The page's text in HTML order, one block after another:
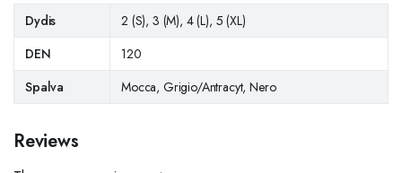
Dydis
2 (S), 3 (M), 4 (L), 5 (XL)
DEN
120
Spalva
Mocca, Grigio/Antracyt, Nero
Reviews